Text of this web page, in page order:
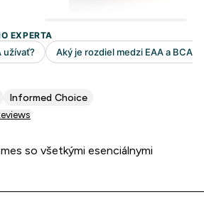
Informed Choice
reviews
so všetkými esenciálnymi